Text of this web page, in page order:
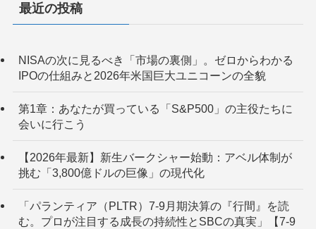
最近の投稿
NISAの次に見るべき「市場の裏側」。ゼロからわかる
IPOの仕組みと2026年米国巨大ユニコーンの全貌
第1章：あなたが買っている「S&P500」の主役たちに
会いに行こう
【2026年最新】新生バークシャー始動：アベル体制が
挑む「3,800億ドルの巨像」の現代化
「パランティア（PLTR）7-9月期決算の『行間』を読
む。プロが注目する成長の持続性とSBCの真実」【7-9